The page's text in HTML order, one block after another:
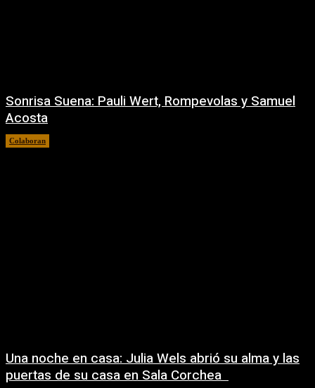
Sonrisa Suena: Pauli Wert, Rompevolas y Samuel
Acosta
Colaboran
Una noche en casa: Julia Wels abrió su alma y las
puertas de su casa en Sala Corchea